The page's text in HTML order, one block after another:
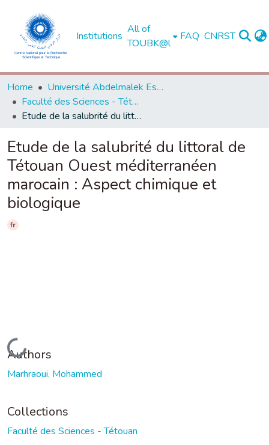
Institutions
All of
TOUBK@l
FAQ CNRST
Home
Université Abdelmalek Essaadi - Tétouan
Faculté des Sciences - Tétouan
Etude de la salubrité du littoral de Tétouan Ouest méditerranéen marocain : Aspect chimique et biologique
Etude de la salubrité du littoral de
Tétouan Ouest méditerranéen
marocain : Aspect chimique et
biologique
fr
Loading...
Authors
Marhraoui, Mohammed
Collections
Faculté des Sciences - Tétouan